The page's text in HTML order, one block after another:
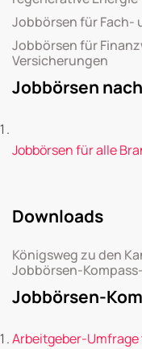
Jobbörsen für Fach-
Jobbörsen für
Versicherungen
Jobbörsen
Jobbörsen für alle
Downloads
Königsweg zu den
Jobbörsen-
Jobbörsen-
Arbeitgeber-